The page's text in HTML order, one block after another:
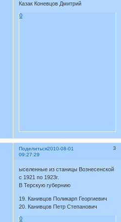
Казак Коневцов Дмитрий
0
Поделиться 3
2010-08-01
09:27:29
ыселенные из станицы Вознесенской
с 1921 по 1923г.
В Терскую губернию
19. Канивцов Поликарп Георгиевич
20. Канивцов Петр Степанович
0